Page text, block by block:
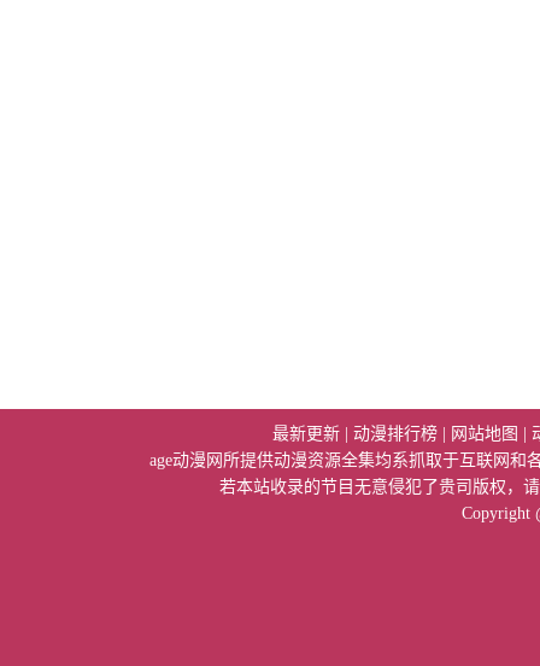
最新更新 动漫排行榜 网站地图
age动漫网所提供动漫资源全集均系抓取于互联网
若本站收录的节目无意侵犯了贵司版权，
Copyright